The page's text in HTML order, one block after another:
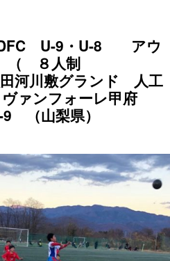
U-9・U-8 アウ
（ ８人制
川敷グランド 人工
ンフォーレ甲府
（山梨県）